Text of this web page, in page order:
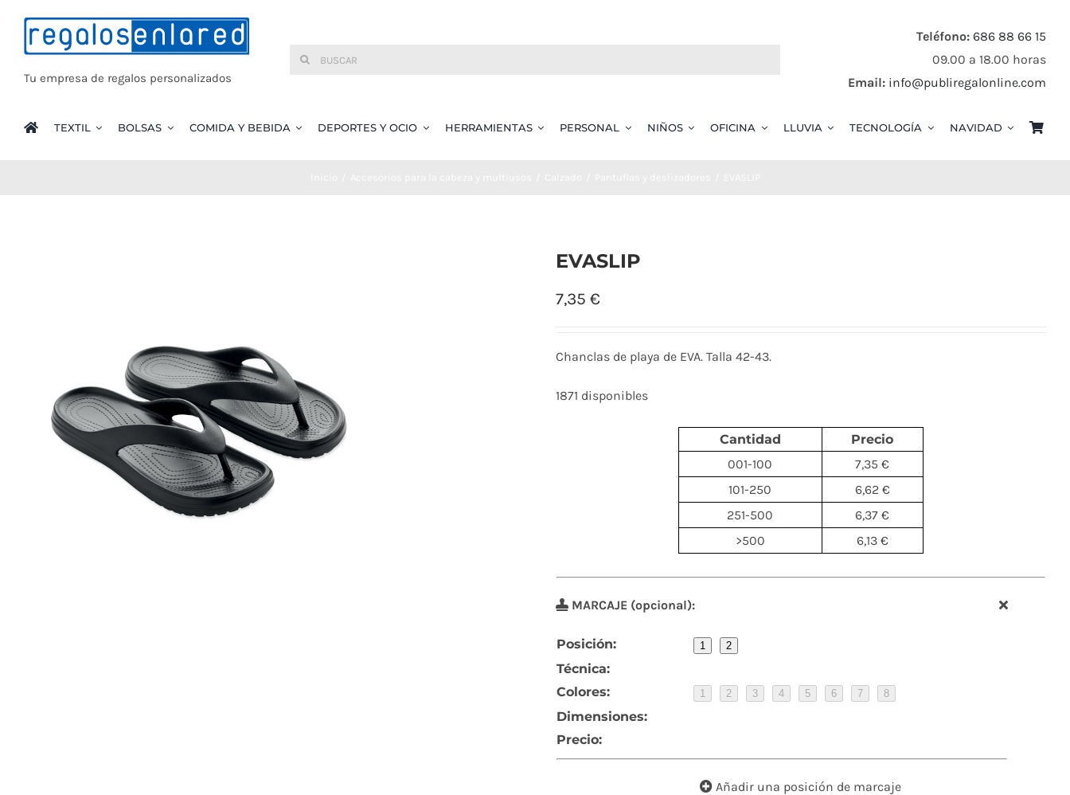
contenido
Tu empresa de regalos personalizados
Buscar:
Teléfono: 686 88 66 15
09.00 a 18.00 horas
Email: info@publiregalonline.com
TEXTIL BOLSAS COMIDA Y BEBIDA DEPORTES Y OCIO HERRAMIENTAS PERSONAL NIÑOS OFICINA LLUVIA TECNOLOGÍA NAVIDAD
EVASLIP
7,35 €
Chanclas de playa de EVA. Talla 42-43.
1871 disponibles
Cantidad
Precio
001-100
7,35 €
101-250
6,62 €
251-500
6,37 €
>500
6,13 €
MARCAJE (opcional):
Posición: 1 2
Técnica:
Colores:
1 2 3 4 5 6 7 8
Dimensiones:
Precio:
Añadir una posición de marcaje